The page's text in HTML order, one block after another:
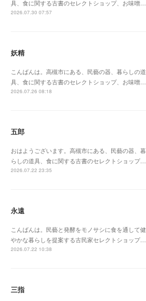
具、食に関する古書のセレクトショップ、お味噌…
2026.07.30 07:57
妖精
こんばんは。高槻市にある、民藝の器、暮らしの道
具、食に関する古書のセレクトショップ、お味噌…
2026.07.26 08:18
五郎
おはようございます。高槻市にある、民藝の器、暮
らしの道具、食に関する古書のセレクトショップ…
2026.07.22 23:35
永遠
こんばんは。民藝と発酵をモノサシに食を通して健
やかな暮らしを提案する古民家セレクトショップ…
2026.07.22 10:38
三指